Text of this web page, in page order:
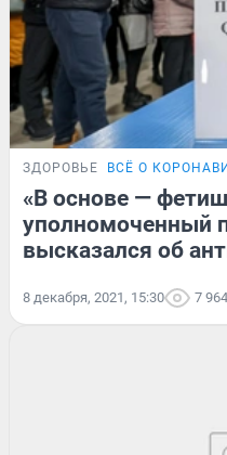
ЗДОРОВЬЕ ВСЁ О
«В основе —
уполномоченный
высказался об
8 декабря, 2021, 15:30 7 964